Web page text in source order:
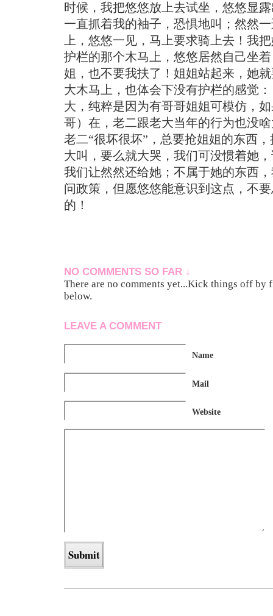
时候，我把悠悠放上去试坐，悠悠显
一直抓着我的袖子，恐惧地叫；然然
上，悠悠一见，马上要求骑上去！我
护栏的那个木马上，悠悠居然自己坐
姐，也不要我扶了！姐姐站起来，她
大木马上，也体会下没有护栏的感觉
大，纯粹是因为有哥哥姐姐可模仿，
哥）在，老二跟老大当年的行为也没
老二“很坏很坏”，总要抢姐姐的东西
大叫，要么就大哭，我们可没惯着她
我们让然然还给她；不属于她的东西
问政策，但愿悠悠能意识到这点，不
的！
NO COMMENTS SO FAR ↓
There are no comments yet...Kick things off
below.
LEAVE A COMMENT
Name
Mail
Website